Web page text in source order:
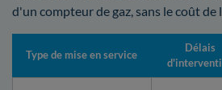
d'un compteur de gaz, sans le coût
Type de mise en service
Délais